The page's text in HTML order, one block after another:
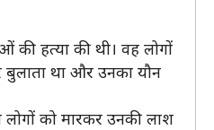
हत्या की थी। वह लोगों
था और उनका यौन
को मारकर उनकी लाश